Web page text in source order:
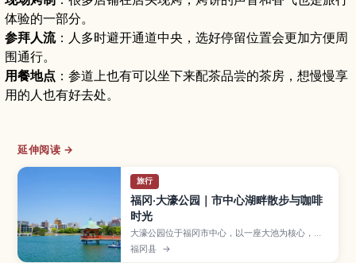
体验的一部分。
参拜人流：人多时避开通道中央，选好停留位置会更加方便周
围通行。
用餐地点 ：参道上也有可以坐下来配茶品尝的茶房，想慢慢享
用的人也有好去处。
延伸阅读 →
旅行
福冈·大濠公园｜市中心湖畔散步与咖啡
时光
大濠公园位于福冈市中心，以一座大池为核心，是
当地居民与游客都喜爱的城市绿洲。文章将介绍环
湖步道与慢跑路线、脚踏船等水上活动、园内的福
福冈县 →